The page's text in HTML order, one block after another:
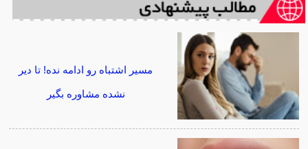
مسیر اشتباه رو ادامه نده! تا دیر
نشده مشاوره بگیر